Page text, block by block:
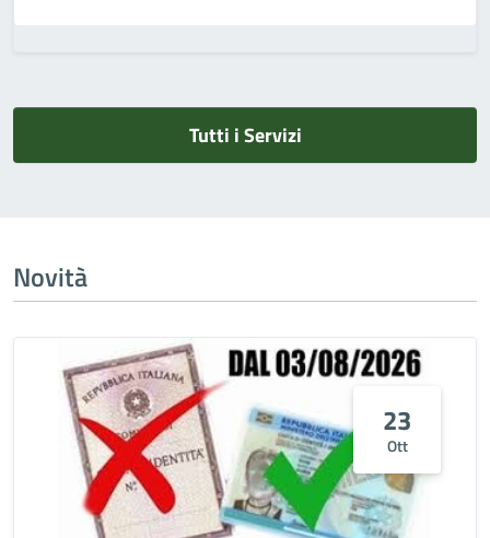
Tutti i Servizi
Novità
23
Ott